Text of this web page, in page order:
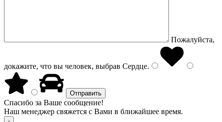
Пожалуйста,
докажите, что вы человек, выбрав Сердце.
Спасибо за Ваше сообщение!
Наш менеджер свяжется с Вами в ближайшее время.